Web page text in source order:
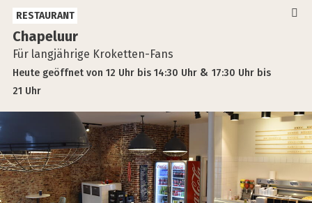
Cha­pe­luur
Für langjährige Kroketten-Fans
RESTAURANT
Heute geöffnet von 12 Uhr bis 14:30 Uhr 17:30 Uhr bis
21 Uhr